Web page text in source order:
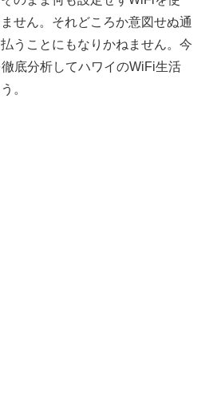
せん。それどころか意図せぬ通
うことにもなりかねません。今
底分析してハワイのWiFi生活
。